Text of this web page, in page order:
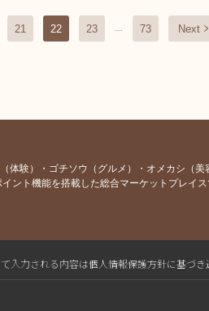
21 22 23 73 Next
体験）・ゴチソウ（グルメ）・オメカシ（
ント機能を搭載した総合マーケットプレイス
力される内容は個人情報保護方針に基づき